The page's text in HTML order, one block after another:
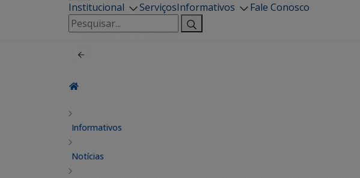
Institucional ServiçosInformativos
Fale Conosco
Pesquisar
por:
Informativos
Notícias